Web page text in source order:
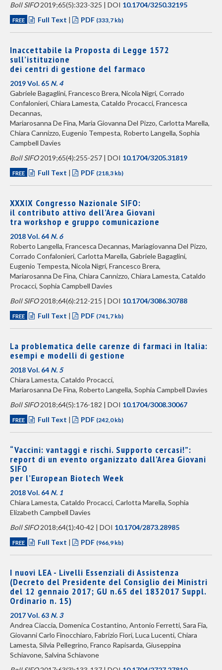
Boll SIFO2019;65(5):323-325 | DOI 10.1704/3250.32195
FREE Full Text | PDF (333,7 kb)
Inaccettabile la Proposta di Legge 1572
sull’istituzione
dei centri di gestione del farmaco
2019 Vol. 65 N. 4
Gabriele Bagaglini, Francesco Brera, Nicola Nigri, Corrado
Confalonieri, Chiara Lamesta, Cataldo Procacci, Francesca
Decannas,
Mariarosanna De Fina, Maria Giovanna Del Pizzo, Carlotta Marella,
Chiara Cannizzo, Eugenio Tempesta, Roberto Langella, Sophia
Campbell Davies
Boll SIFO2019;65(4):255-257 | DOI 10.1704/3205.31819
FREE Full Text | PDF (218,3 kb)
XXXIX Congresso Nazionale SIFO:
il contributo attivo dell’Area Giovani
tra workshop e gruppo comunicazione
2018 Vol. 64 N. 6
Roberto Langella, Francesca Decannas, Mariagiovanna Del Pizzo,
Corrado Confalonieri, Carlotta Marella, Gabriele Bagaglini,
Eugenio Tempesta, Nicola Nigri, Francesco Brera,
Mariarosanna De Fina, Chiara Cannizzo, Chiara Lamesta, Cataldo
Procacci, Sophia Campbell Davies
Boll SIFO2018;64(6):212-215 | DOI 10.1704/3086.30788
FREE Full Text | PDF (741,7 kb)
La problematica delle carenze di farmaci in Italia:
esempi e modelli di gestione
2018 Vol. 64 N. 5
Chiara Lamesta, Cataldo Procacci,
Mariarosanna De Fina, Roberto Langella, Sophia Campbell Davies
Boll SIFO2018;64(5):176-182 | DOI 10.1704/3008.30067
FREE Full Text | PDF (242,0 kb)
“Vaccini: vantaggi e rischi. Supporto cercasi!”:
report di un evento organizzato dall’Area Giovani
SIFO
per l’European Biotech Week
2018 Vol. 64 N. 1
Chiara Lamesta, Cataldo Procacci, Carlotta Marella, Sophia
Elizabeth Campbell Davies
Boll SIFO2018;64(1):40-42 | DOI 10.1704/2873.28985
FREE Full Text | PDF (966,9 kb)
I nuovi LEA - Livelli Essenziali di Assistenza
(Decreto del Presidente del Consiglio dei Ministri
del 12 gennaio 2017; GU n.65 del 18­3­2017 ­Suppl.
Ordinario n. 15)
2017 Vol. 63 N. 3
Andrea Ciaccia, Domenica Costantino, Antonio Ferretti, Sara Fia,
Giovanni Carlo Finocchiaro, Fabrizio Fiori, Luca Lucenti, Chiara
Lamesta, Silvia Pellegrino, Franco Rapisarda, Giuseppina
Schiavone, Salvina Schiavone